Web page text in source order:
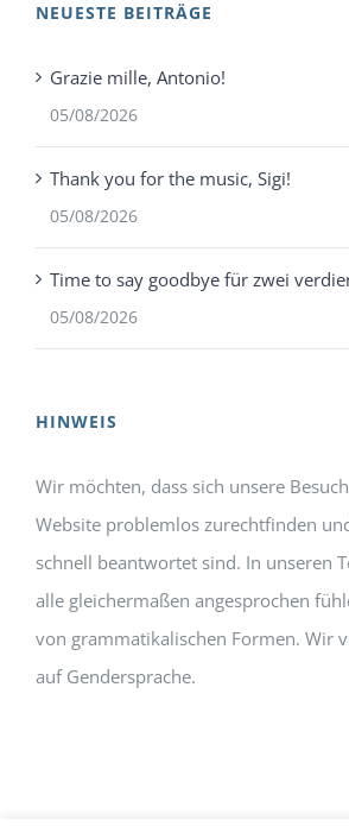
NEUESTE BEITRÄGE
Grazie mille, Antonio!
05/08/2026
Thank you for the music, Sigi!
05/08/2026
Time to say goodbye für zwei
05/08/2026
HINWEIS
Wir möchten, dass sich unsere
Website problemlos zurechtfinden
schnell beantwortet sind. In unseren
alle gleichermaßen angesprochen
von grammatikalischen Formen. Wir
auf Gendersprache.